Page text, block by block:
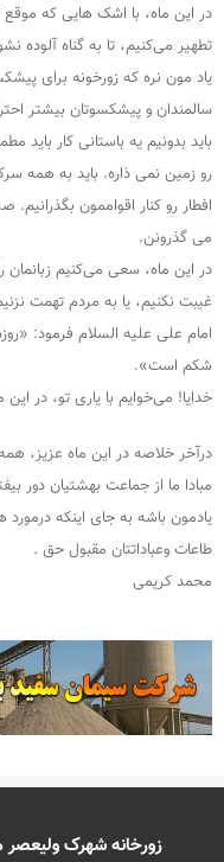
در این ماه، با اشک هایی که
تطهیر می‌کنیم، تا به گناه آلوده
یاد مون نره که زورخونه برای
سالمندان و پیشکسوتان بیشتر
باید بدونیم یه باستانی کار
رو زمین نمی ذاره. باید به همه
افطار رو کنار اقواممون بگذرانیم.
می گذرونن.
در این ماه، سعی می‌کنیم
غیبت نکنیم، یا به مردم تهمت
امام علی علیه السلام فرمود:
شکم است».
خدایا! می‌خوایم با یاری تو، در
درآخر خلاصه در این ماه عزیز،
مبادا ما از جماعت بهشتیان دور
یادمون باشه به جای اینکه
طاعات وعباداتتان مقبول حق .
محمد کریمی
زورخانه شهرک ولیعصر